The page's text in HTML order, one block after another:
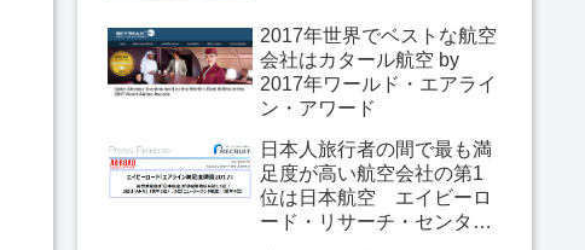
2017年世界でベストな航空
会社はカタール航空 by
2017年ワールド・エアライ
ン・アワード
日本人旅行者の間で最も満
足度が高い航空会社の第1
位は日本航空 エイビーロ
ード・リサーチ・センター